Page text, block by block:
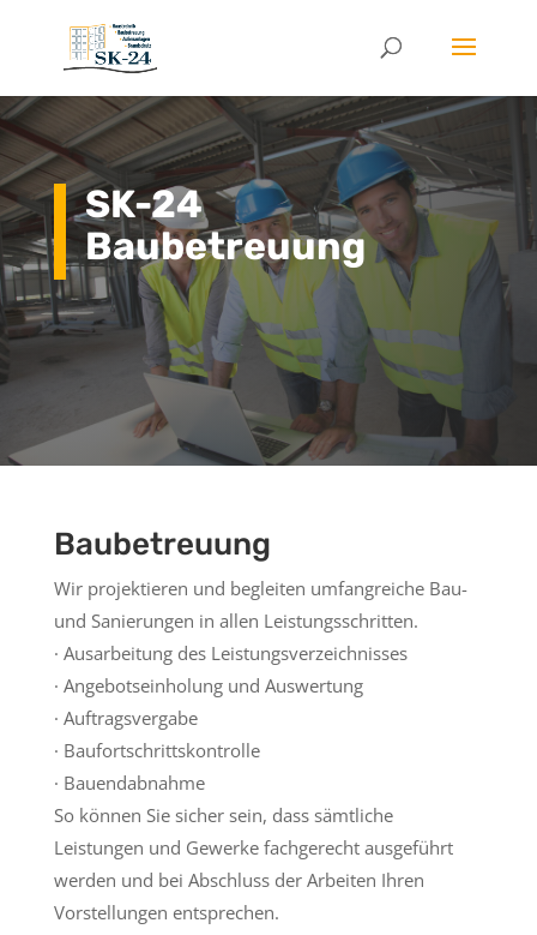
SK-24
Baubetreuung
Baubetreuung
Wir projektieren und begleiten umfangreiche Bau-
und Sanierungen in allen Leistungsschritten.
· Ausarbeitung des Leistungsverzeichnisses
· Angebotseinholung und Auswertung
· Auftragsvergabe
· Baufortschrittskontrolle
· Bauendabnahme
So können Sie sicher sein, dass sämtliche
Leistungen und Gewerke fachgerecht ausgeführt
werden und bei Abschluss der Arbeiten Ihren
Vorstellungen entsprechen.